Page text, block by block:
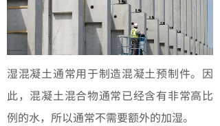
湿混凝土通常用于制造混凝土预制件。因
此，混凝土混合物通常已经含有非常高比
例的水，所以通常不需要额外的加湿。